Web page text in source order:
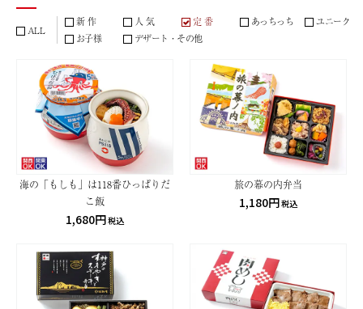
ALL
新 作 人 気 定 番 あっちっち
ユニーク
お子様
デザート・その他
海の「もしも」は118番ひっぱりだ
こ飯
1,680円税込
旅の幕の内弁当
1,180円税込